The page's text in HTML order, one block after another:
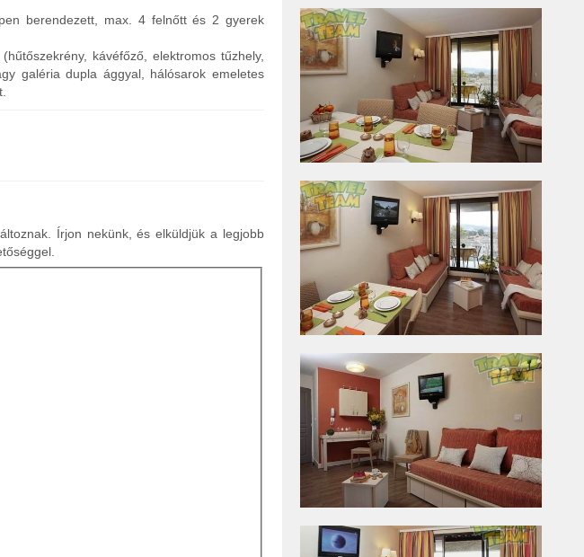
berendezett, max. 4 felnőtt és 2 gyerek
kávéfőző, elektromos tűzhely,
galéria dupla ággyal, hálósarok emeletes
Írjon nekünk, és elküldjük a legjobb